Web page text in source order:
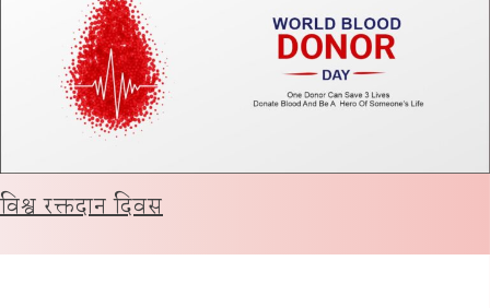
विश्व रक्तदान दिवस